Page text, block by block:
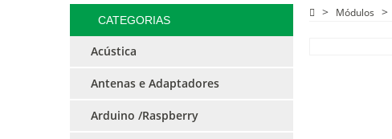
CATEGORIAS
Acústica
Antenas e Adaptadores
Arduino /Raspberry
Módulos